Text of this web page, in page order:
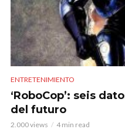
ENTRETENIMIENTO
‘RoboCop’: seis
del futuro
2.000 views 4 min read